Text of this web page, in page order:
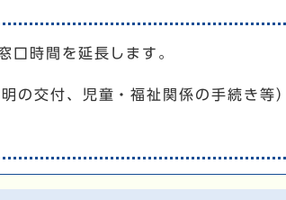
口時間を延長します。
の交付、児童・福祉関係の手続き等）